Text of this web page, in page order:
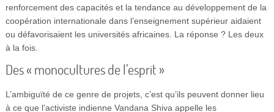
renforcement des capacités et la tendance au développement de la
coopération internationale dans l’enseignement supérieur aidaient
ou défavorisaient les universités africaines. La réponse ? Les deux
à la fois.
Des « monocultures de l’esprit »
L’ambiguïté de ce genre de projets, c’est qu’ils peuvent donner lieu
à ce que l’activiste indienne Vandana Shiva appelle les